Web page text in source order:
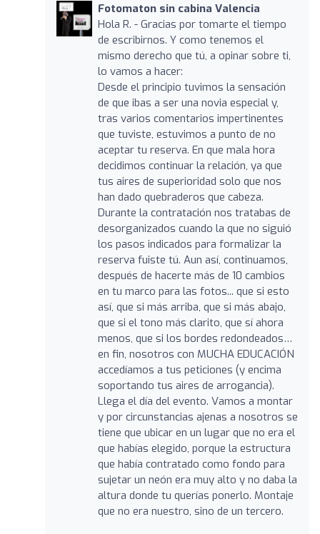
Fotomaton sin cabina Valencia
Hola R. - Gracias por tomarte el tiempo
de escribirnos. Y como tenemos el
mismo derecho que tú, a opinar sobre ti,
lo vamos a hacer:
Desde el principio tuvimos la sensación
de que ibas a ser una novia especial y,
tras varios comentarios impertinentes
que tuviste, estuvimos a punto de no
aceptar tu reserva. En que mala hora
decidimos continuar la relación, ya que
tus aires de superioridad solo que nos
han dado quebraderos que cabeza.
Durante la contratación nos tratabas de
desorganizados cuando la que no siguió
los pasos indicados para formalizar la
reserva fuiste tú. Aun así, continuamos,
después de hacerte más de 10 cambios
en tu marco para las fotos... que si esto
así, que si más arriba, que si más abajo,
que si el tono más clarito, que sí ahora
menos, que si los bordes redondeados…
en fin, nosotros con MUCHA EDUCACIÓN
accedíamos a tus peticiones (y encima
soportando tus aires de arrogancia).
Llega el día del evento. Vamos a montar
y por circunstancias ajenas a nosotros se
tiene que ubicar en un lugar que no era el
que habías elegido, porque la estructura
que había contratado como fondo para
sujetar un neón era muy alto y no daba la
altura donde tu querías ponerlo. Montaje
que no era nuestro, sino de un tercero.